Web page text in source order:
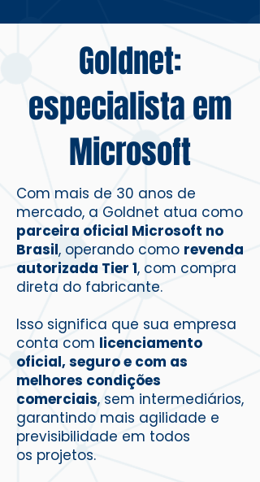
Goldnet:
especialista em
Microsoft
Com mais de 30 anos de
mercado, a Goldnet atua como
parceira oficial Microsoft no
Brasil, operando como revenda
autorizada Tier 1, com compra
direta do fabricante.
Isso significa que sua empresa
conta com licenciamento
oficial, seguro e com as
melhores condições
comerciais, sem intermediários,
garantindo mais agilidade e
previsibilidade em todos
os projetos.